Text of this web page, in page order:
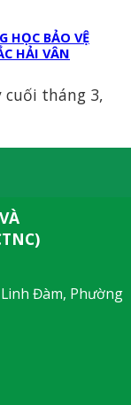
HỌC BẢO VỆ
HẢI VÂN
cuối tháng 3,
Đàm, Phường